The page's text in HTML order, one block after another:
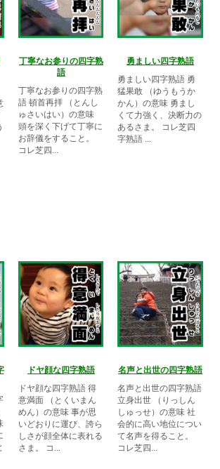
丁寧なお参りの四字熟
語
丁寧なお参りの四字熟
語 頓首再拝 （とんし
ゅさいはい）の意味
頭を深く下げて丁寧に
お辞儀をすること。
コレ芝四...
勇ましい四字熟語
勇ましい四字熟語 勇
猛果敢 （ゆうもうか
かん）の意味 勇まし
くて力強く、決断力の
あるさま。 コレ芝四
字熟語 ...
ドヤ顔な四字熟語
ドヤ顔な四字熟語 得
意満面 （とくいまん
めん）の意味 事が思
いどおりに運び、誇ら
しさが顔全体に表れる
さま。 コ...
名声と出世の四字熟語
名声と出世の四字熟語
立身出世 （りっしん
しゅっせ）の意味 社
会的に高い地位につい
て名声を得ること。
コレ芝四...